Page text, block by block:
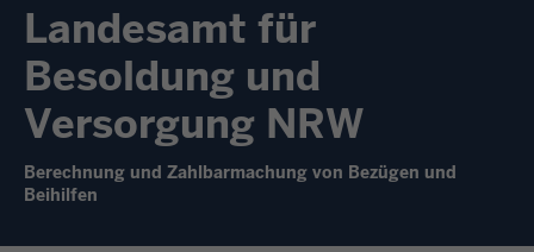
Landesamt für
Besoldung und
Versorgung NRW
Berechnung und Zahlbarmachung von Bezügen und
Beihilfen